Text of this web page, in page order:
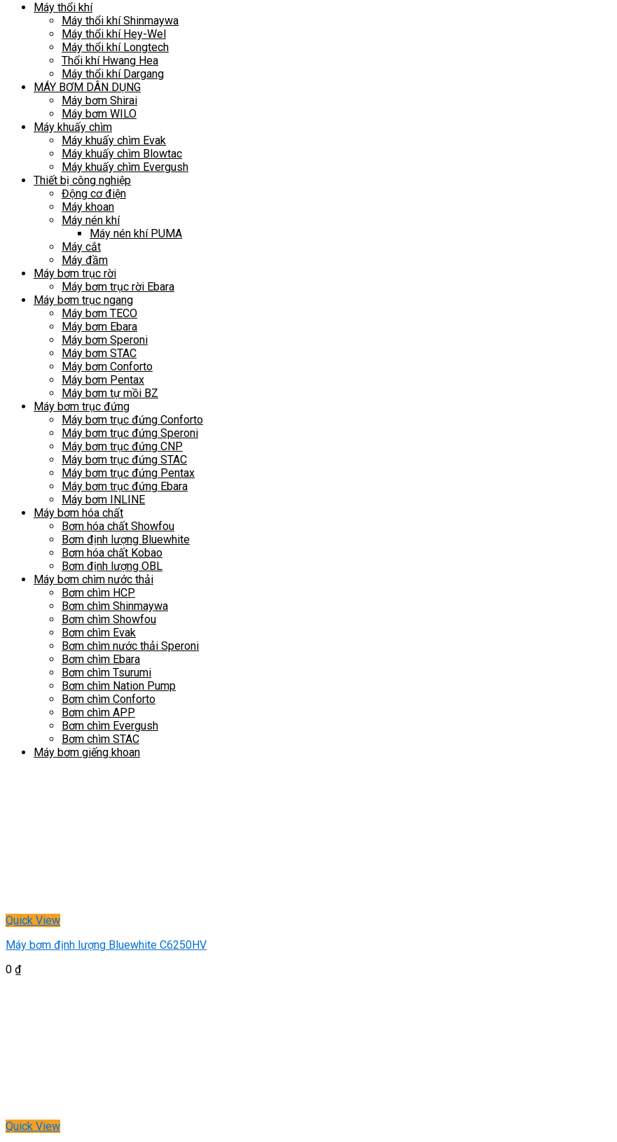
Máy thổi khí
Máy thổi khí Shinmaywa
Máy thổi khí Hey-Wel
Máy thổi khí Longtech
Thổi khí Hwang Hea
Máy thổi khí Dargang
MÁY BƠM DÂN DỤNG
Máy bơm Shirai
Máy bơm WILO
Máy khuấy chìm
Máy khuấy chìm Evak
Máy khuấy chìm Blowtac
Máy khuấy chìm Evergush
Thiết bị công nghiệp
Động cơ điện
Máy khoan
Máy nén khí
Máy nén khí PUMA
Máy cắt
Máy đầm
Máy bơm trục rời
Máy bơm trục rời Ebara
Máy bơm trục ngang
Máy bơm TECO
Máy bơm Ebara
Máy bơm Speroni
Máy bơm STAC
Máy bơm Conforto
Máy bơm Pentax
Máy bơm tự mồi BZ
Máy bơm trục đứng
Máy bơm trục đứng Conforto
Máy bơm trục đứng Speroni
Máy bơm trục đứng CNP
Máy bơm trục đứng STAC
Máy bơm trục đứng Pentax
Máy bơm trục đứng Ebara
Máy bơm INLINE
Máy bơm hóa chất
Bơm hóa chất Showfou
Bơm định lượng Bluewhite
Bơm hóa chất Kobao
Bơm định lượng OBL
Máy bơm chìm nước thải
Bơm chìm HCP
Bơm chìm Shinmaywa
Bơm chìm Showfou
Bơm chìm Evak
Bơm chìm nước thải Speroni
Bơm chìm Ebara
Bơm chìm Tsurumi
Bơm chìm Nation Pump
Bơm chìm Conforto
Bơm chìm APP
Bơm chìm Evergush
Bơm chìm STAC
Máy bơm giếng khoan
Quick View
Máy bơm định lượng Bluewhite C6250HV
0 ₫
Quick View